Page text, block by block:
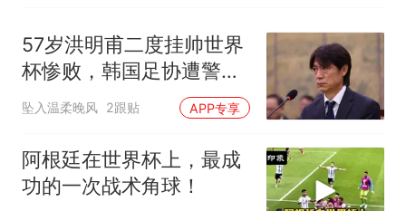
57岁洪明甫二度挂帅世界
杯惨败，韩国足协遭警方
搜查
坠入温柔晚风 2跟贴 APP专享
阿根廷在世界杯上，最成
功的一次战术角球！